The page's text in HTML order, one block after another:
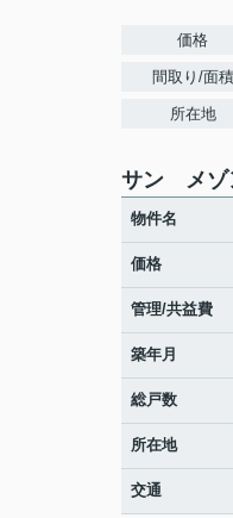
価格
間取り/面積
所在地
サン メゾ
物件名
価格
管理/共益費
築年月
総戸数
所在地
交通